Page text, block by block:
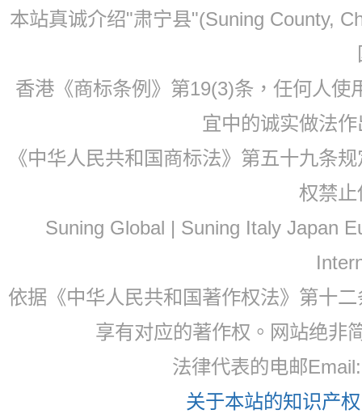
本站真诚介绍"肃宁县"(Suning County,
香港《商标条例》第19(3)条，任何人
宜中的诚实做法
《中华人民共和国商标法》第五十九条
权禁
Suning Global | Suning Italy Japan
依据《中华人民共和国著作权法》第十
享有对应的著作权。网站绝非
法律代表的电邮
关于本站的知识产